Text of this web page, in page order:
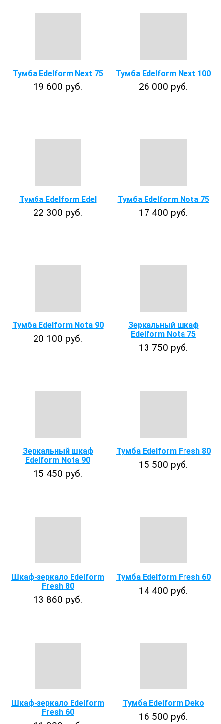
Тумба Edelform Next 75
19 600 руб.
Тумба Edelform Next 100
26 000 руб.
Тумба Edelform Edel
22 300 руб.
Тумба Edelform Nota 75
17 400 руб.
Тумба Edelform Nota 90
20 100 руб.
Зеркальный шкаф
Edelform Nota 75
13 750 руб.
Зеркальный шкаф
Edelform Nota 90
15 450 руб.
Тумба Edelform Fresh 80
15 500 руб.
Шкаф-зеркало Edelform
Fresh 80
13 860 руб.
Тумба Edelform Fresh 60
14 400 руб.
Шкаф-зеркало Edelform
Fresh 60
Тумба Edelform Deko
16 500 руб.